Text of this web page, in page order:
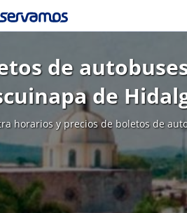
de
de
horarios y precios de boletos de